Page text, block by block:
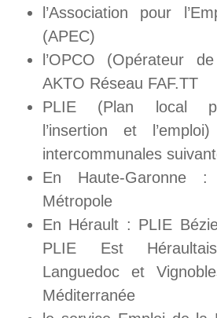
l’Association pour
(APEC)
l’OPCO (Opérateur
AKTO Réseau FAF.TT
PLIE (Plan local
l’insertion et
intercommunales
En Haute-Garonne :
Métropole
En Hérault : PLIE
PLIE Est
Languedoc et
Méditerranée